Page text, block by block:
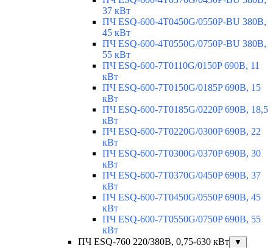
37 кВт
ПЧ ESQ-600-4T0450G/0550P-BU 380В,
45 кВт
ПЧ ESQ-600-4T0550G/0750P-BU 380В,
55 кВт
ПЧ ESQ-600-7T0110G/0150P 690В, 11
кВт
ПЧ ESQ-600-7T0150G/0185P 690В, 15
кВт
ПЧ ESQ-600-7T0185G/0220P 690В, 18,5
кВт
ПЧ ESQ-600-7T0220G/0300P 690В, 22
кВт
ПЧ ESQ-600-7T0300G/0370P 690В, 30
кВт
ПЧ ESQ-600-7T0370G/0450P 690В, 37
кВт
ПЧ ESQ-600-7T0450G/0550P 690В, 45
кВт
ПЧ ESQ-600-7T0550G/0750P 690В, 55
кВт
ПЧ ESQ-760 220/380В, 0,75-630 кВт
▼